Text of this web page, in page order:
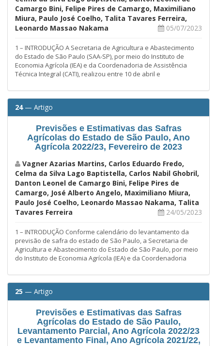
Camargo Bini, Felipe Pires de Camargo, Maximiliano
Miura, Paulo José Coelho, Talita Tavares Ferreira,
Leonardo Massao Nakama
05/07/2023
1 – INTRODUÇÃO A Secretaria de Agricultura e Abastecimento
do Estado de São Paulo (SAA-SP), por meio do Instituto de
Economia Agrícola (IEA) e da Coordenadoria de Assistência
Técnica Integral (CATI), realizou entre 10 de abril e
24— Artigo
Previsões e Estimativas das Safras
Agrícolas do Estado de São Paulo, Ano
Agrícola 2022/23, Fevereiro de 2023
Vagner Azarias Martins, Carlos Eduardo Fredo,
Celma da Silva Lago Baptistella, Carlos Nabil Ghobril,
Danton Leonel de Camargo Bini, Felipe Pires de
Camargo, José Alberto Angelo, Maximiliano Miura,
Paulo José Coelho, Leonardo Massao Nakama, Talita
Tavares Ferreira
24/05/2023
1 – INTRODUÇÃO Conforme calendário do levantamento da
previsão de safra do estado de São Paulo, a Secretaria de
Agricultura e Abastecimento do Estado de São Paulo, por meio
do Instituto de Economia Agrícola (IEA) e da Coordenadoria
25 — Artigo
Previsões e Estimativas das Safras
Agrícolas do Estado de São Paulo,
Levantamento Parcial, Ano Agrícola 2022/23
e Levantamento Final, Ano Agrícola 2021/22,